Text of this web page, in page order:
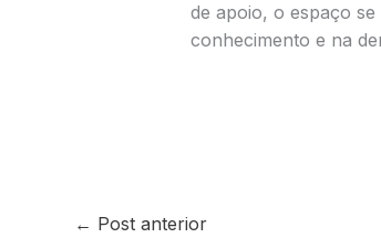
de apoio, o espaço
conhecimento e na
← Post anterior